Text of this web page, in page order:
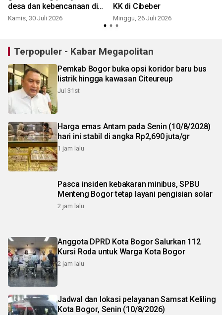
desa dan kebencanaan di
Sukabumi
Kamis, 30 Juli 2026
KK di Cibeber
Minggu, 26 Juli 2026
Terpopuler - Kabar Megapolitan
Pemkab Bogor buka opsi koridor baru bus
listrik hingga kawasan Citeureup
Jul 31st
Harga emas Antam pada Senin (10/8/2028)
hari ini stabil di angka Rp2,690 juta/gr
1 jam lalu
Pasca insiden kebakaran minibus, SPBU
Menteng Bogor tetap layani pengisian solar
2 jam lalu
Anggota DPRD Kota Bogor Salurkan 112
Kursi Roda untuk Warga Kota Bogor
2 jam lalu
Jadwal dan lokasi pelayanan Samsat Keliling
Kota Bogor, Senin (10/8/2026)